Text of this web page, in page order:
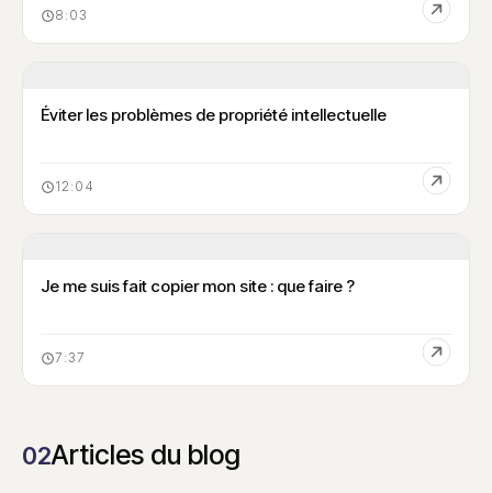
8:03
Éviter les problèmes de propriété intellectuelle
12:04
Je me suis fait copier mon site : que faire ?
7:37
02Articles du blog